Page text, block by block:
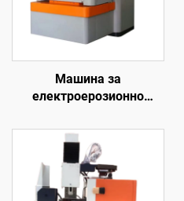
Машина за
електроерозионно
проникване на формата